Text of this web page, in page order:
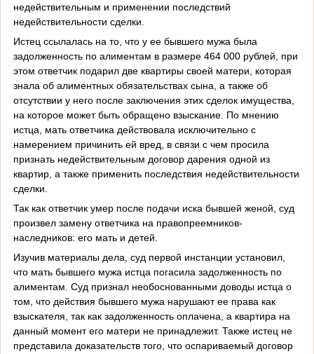
недействительным и применении последствий
недействительности сделки.
Истец ссылалась на то, что у ее бывшего мужа была
задолженность по алиментам в размере 464 000 рублей, при
этом ответчик подарил две квартиры своей матери, которая
знала об алиментных обязательствах сына, а также об
отсутствии у него после заключения этих сделок имущества,
на которое может быть обращено взыскание. По мнению
истца, мать ответчика действовала исключительно с
намерением причинить ей вред, в связи с чем просила
признать недействительным договор дарения одной из
квартир, а также применить последствия недействительности
сделки.
Так как ответчик умер после подачи иска бывшей женой, суд
произвел замену ответчика на правопреемников-
наследников: его мать и детей.
Изучив материалы дела, суд первой инстанции установил,
что мать бывшего мужа истца погасила задолженность по
алиментам. Суд признал необоснованными доводы истца о
том, что действия бывшего мужа нарушают ее права как
взыскателя, так как задолженность оплачена, а квартира на
данный момент его матери не принадлежит. Также истец не
представила доказательств того, что оспариваемый договор